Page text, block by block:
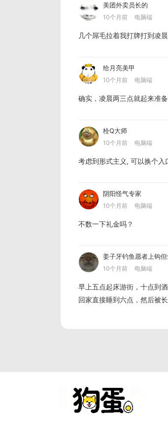
美团外卖员长的
10个月前 电脑端
几个屌毛拉着我打牌打到凌
给月亮美甲
10个月前 电脑端
确实，凌晨两三点就起来准
栓Q大师
10个月前 电脑端
考虑到形式主义, 可以换个入
阴阳怪气专家
10个月前 电脑端
不数一下礼金吗？
姜子牙钓鱼愿者上钩
10个月前 电脑端
早上五点起床游街，十点到
回家直接睡到六点，然后被